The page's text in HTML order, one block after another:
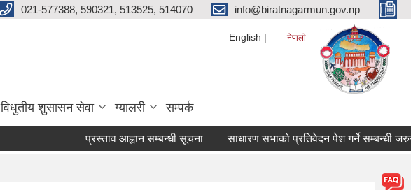
021-577388, 590321, 513525, 514070 info@biratnagarmun.gov.np
English नेपाली
विधुतीय शुसासन सेवा ग्यालरी सम्पर्क
प्रस्ताव आह्वान सम्बन्धी सूचना साधारण सभाको प्रतिवेदन पेश गर्ने सम्बन्धी